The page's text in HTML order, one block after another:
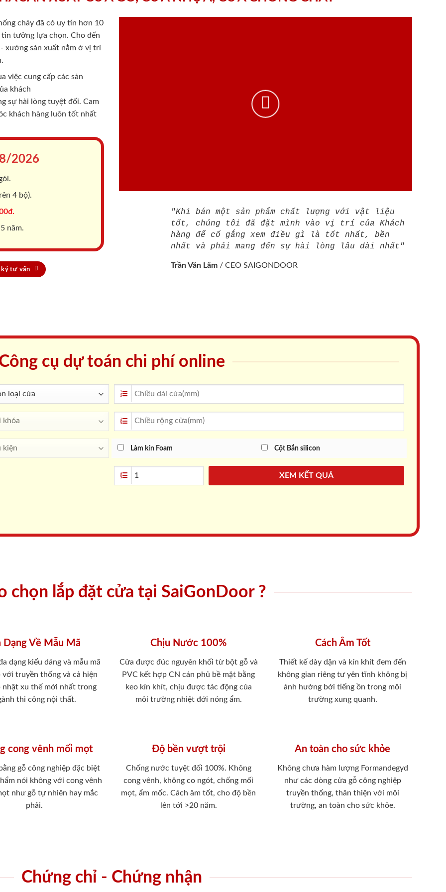
cháy đã có uy tín hơn 10
tưởng lựa chọn. Cho đến
xưởng sản xuất nằm ở vị trí
việc cung cấp các sản
khách
sự hài lòng tuyệt đối. Cam
khách hàng luôn tốt nhất
2026
4 bộ).
năm.
ký tư vấn
"Khi bán một sản phẩm chất lượng với vật liệu
tốt, chúng tôi đã đặt mình vào vị trí của Khách
hàng để cố gắng xem điều gì là tốt nhất, bền
nhất và phải mang đến sự hài lòng lâu dài nhất"
Trần Văn Lãm / CEO SAIGONDOOR
cụ dự toán chi phí online
Làm kín Foam Cột Bắn silicon
XEM KẾT QUẢ
chọn lắp đặt cửa tại SaiGonDoor ?
Dạng Về Mẫu Mã
dạng kiểu dáng và mẫu mã
với truyền thống và cả hiện
nhật xu thế mới nhất trong
thi công nội thất.
Chịu Nước 100%
Cửa được đúc nguyên khối từ bột gỗ và
PVC kết hợp CN cán phủ bề mặt bằng
keo kín khít, chịu được tác động của
môi trường nhiệt đới nóng ẩm.
Cách Âm Tốt
Thiết kế dày dặn và kín khít đem đến
không gian riêng tư yên tĩnh không bị
ảnh hưởng bới tiếng ồn trong môi
trường xung quanh.
cong vênh mối mọt
gỗ công nghiệp đặc biệt
nói không với cong vênh
như gỗ tự nhiên hay mắc
phải.
Độ bền vượt trội
Chống nước tuyệt đối 100%. Không
cong vênh, không co ngót, chống mối
mọt, ẩm mốc. Cách âm tốt, cho độ bền
lên tới >20 năm.
An toàn cho sức khỏe
Không chưa hàm lượng Formandegyd
như các dòng cửa gỗ công nghiệp
truyền thống, thân thiện với môi
trường, an toàn cho sức khỏe.
Chứng chỉ - Chứng nhận